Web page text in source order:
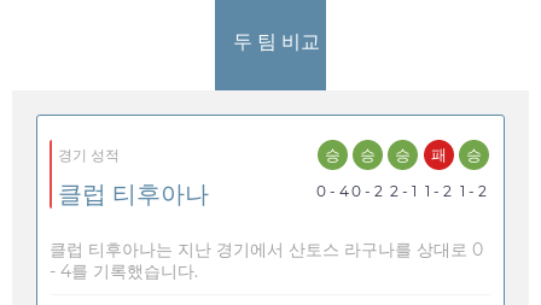
두 팀 비교
경기 성적
클럽 티후아나
승
0 - 4
승
0 - 2
승
2 - 1
패
1 - 2
승
1 - 2
클럽 티후아나는 지난 경기에서 산토스 라구나를 상대로 0
- 4를 기록했습니다.